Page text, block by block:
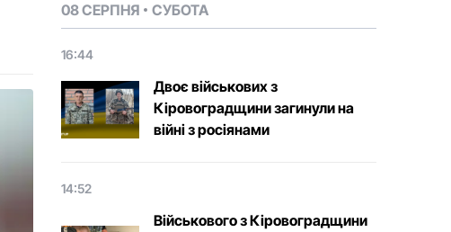
08 СЕРПНЯ СУБОТА
16:44
Двоє військових з
Кіровоградщини загинули на
війні з росіянами
14:52
Військового з Кіровоградщини